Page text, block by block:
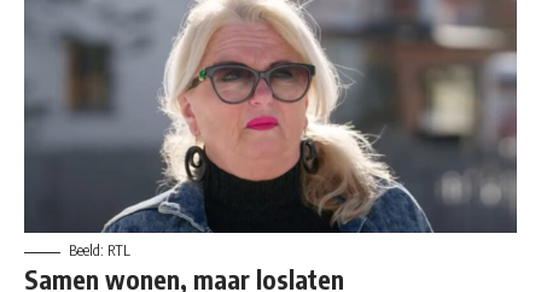
Beeld: RTL
Samen wonen, maar loslaten